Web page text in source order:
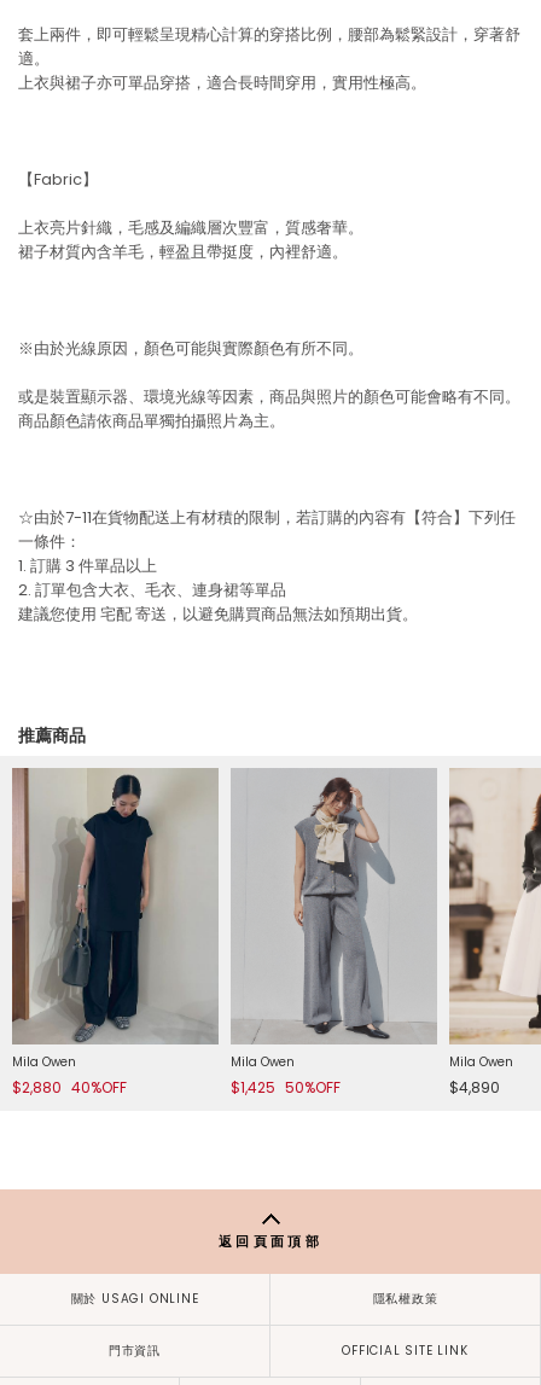
套上兩件，即可輕鬆呈現精心計算的穿搭比例，腰部為鬆緊設計，穿著舒
適。
上衣與裙子亦可單品穿搭，適合長時間穿用，實用性極高。
【Fabric】
上衣亮片針織，毛感及編織層次豐富，質感奢華。
裙子材質內含羊毛，輕盈且帶挺度，內裡舒適。
※由於光線原因，顏色可能與實際顏色有所不同。
或是裝置顯示器、環境光線等因素，商品與照片的顏色可能會略有不同。
商品顏色請依商品單獨拍攝照片為主。
☆由於7-11在貨物配送上有材積的限制，若訂購的內容有【符合】下列任
一條件：
1. 訂購 3 件單品以上
2. 訂單包含大衣、毛衣、連身裙等單品
建議您使用 宅配寄送，以避免購買商品無法如預期出貨。
推薦商品
Mila Owen
$2,880 40%OFF
Mila Owen
$1,425 50%OFF
Mila Owen
$4,890
返回頁面頂部
關於 USAGI ONLINE 隱私權政策
門市資訊 OFFICIAL SITE LINK